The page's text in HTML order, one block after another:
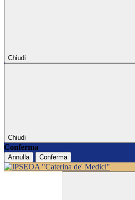
Chiudi
Chiudi
Conferma
Annulla Conferma